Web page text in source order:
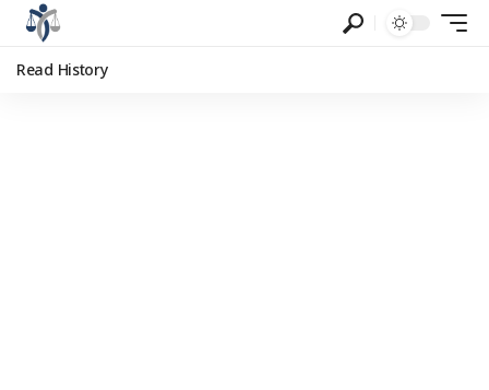
Read History